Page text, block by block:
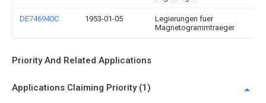
DE746940C 1953-01-05
Legierungen fuer
Magnetogrammtraeger
Priority And Related Applications
Applications Claiming Priority (1)